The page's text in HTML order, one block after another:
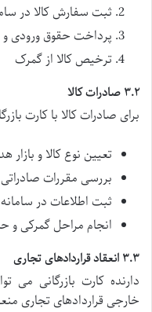
ثبت سفارش کالا در
پرداخت حقوق ورودی و
ترخیص کالا از گمرک
۳.۲ صادرات کالا
برای صادرات کالا با کارت
تعیین نوع کالا و بازار
بررسی مقررات
ثبت اطلاعات در
انجام مراحل گمرکی و
۳.۳ انعقاد قراردادهای تجاری
دارنده کارت بازرگانی
خارجی قراردادهای تجاری